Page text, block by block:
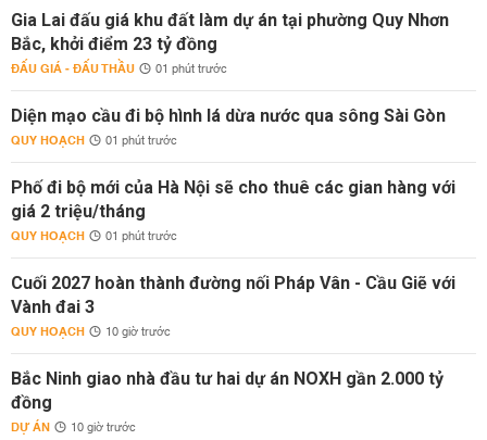
Gia Lai đấu giá khu đất làm dự án tại phường Quy Nhơn
Bắc, khởi điểm 23 tỷ đồng
ĐẤU GIÁ - ĐẤU THẦU 01 phút trước
Diện mạo cầu đi bộ hình lá dừa nước qua sông Sài Gòn
QUY HOẠCH 01 phút trước
Phố đi bộ mới của Hà Nội sẽ cho thuê các gian hàng với
giá 2 triệu/tháng
QUY HOẠCH 01 phút trước
Cuối 2027 hoàn thành đường nối Pháp Vân - Cầu Giẽ với
Vành đai 3
QUY HOẠCH 10 giờ trước
Bắc Ninh giao nhà đầu tư hai dự án NOXH gần 2.000 tỷ
đồng
DỰ ÁN 10 giờ trước